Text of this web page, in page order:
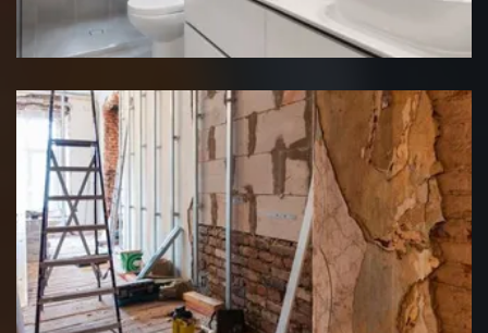
Rénovation salle de bain
Rénovation interieure